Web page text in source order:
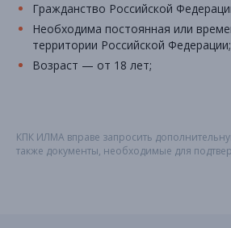
Гражданство Российской
Необходима постоянная или
территории Российской Федерации;
Возраст — от 18 лет;
КПК ИЛМА вправе запросить
также документы, необходимые для